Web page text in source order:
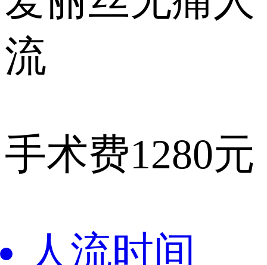
流
手术费1280元
人流时间